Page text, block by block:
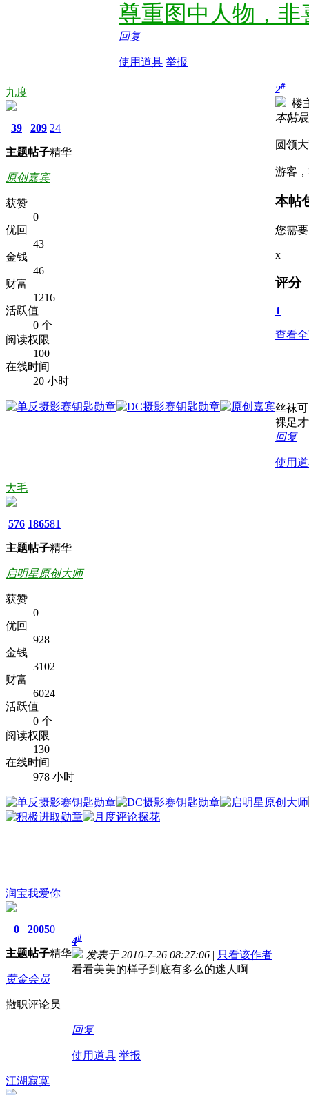
尊重图中人物，
回复
使用道具 举报
九度
39
主题
209
帖子
24
精华
原创嘉宾
获赞
0
优回
43
金钱
46
财富
1216
活跃值
0 个
阅读权限
100
在线时间
20 小时
2#
楼
本帖
圆领
游客
本帖
您需
x
评分
1
查看
丝袜
裸足
回复
使用
大毛
576
主题
1865
帖子
81
精华
启明星原创大师
获赞
0
优回
928
金钱
3102
财富
6024
活跃值
0 个
阅读权限
130
在线时间
978 小时
润宝我爱你
0
主题
2005
帖子
0
精华
黄金会员
撤职评论员
4#
发表于 2010-7-26 08:27:06 | 只看该作者
看看美美的样子到底有多么的迷人啊
回复
使用道具 举报
江湖寂寞